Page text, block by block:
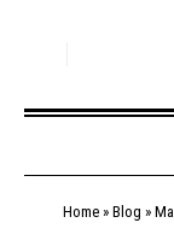
Home » Blog »